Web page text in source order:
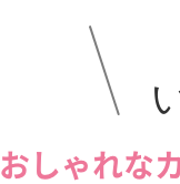
おしゃれな